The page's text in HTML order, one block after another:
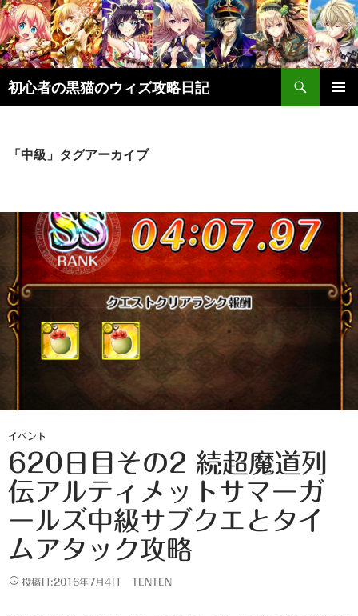
初心者の黒猫のウィズ攻略日記
検
索
ン
ッ
プ
「中級」タグアーカイブ
イベント
620日目その2 続超魔道列
伝アルティメットサマーガ
ールズ中級サブクエとタイ
ムアタック攻略
投稿日:2016年7月4日 TENTEN